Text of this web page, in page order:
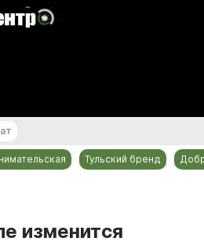
Тульский бренд
изменится